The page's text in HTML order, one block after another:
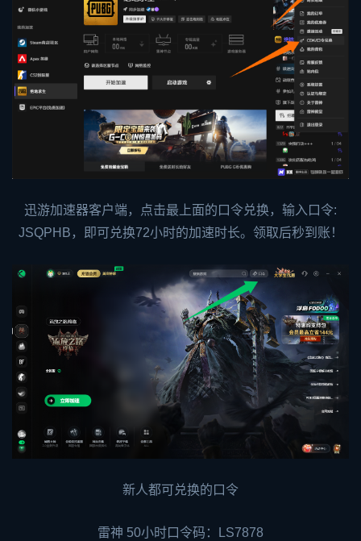
迅游加速器客户端，点击最上面的口令兑换，输入口令:
JSQPHB，即可兑换72小时的加速时长。领取后秒到账！
新人都可兑换的口令
雷神 50小时口令码：LS7878